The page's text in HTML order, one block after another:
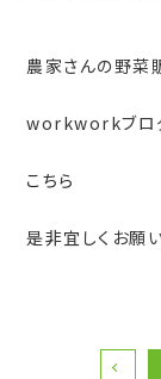
農家さんの野菜
workworkブロ
こちら
是非宜しくお願